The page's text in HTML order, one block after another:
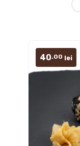
40.00 lei